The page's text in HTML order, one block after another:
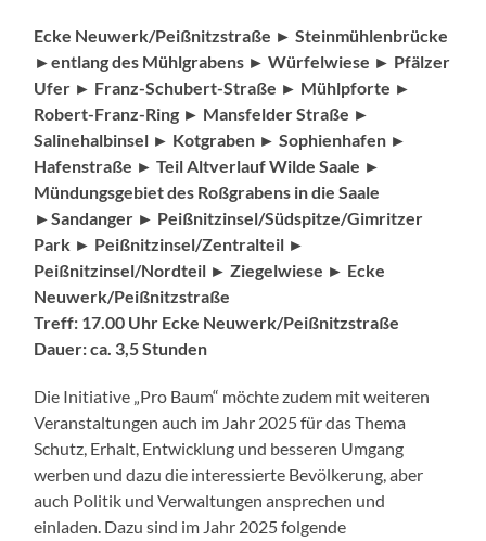
Ecke Neuwerk/Peißnitzstraße ► Steinmühlenbrücke
►entlang des Mühlgrabens ► Würfelwiese ► Pfälzer
Ufer ► Franz-Schubert-Straße ► Mühlpforte ►
Robert-Franz-Ring ► Mansfelder Straße ►
Salinehalbinsel ► Kotgraben ► Sophienhafen ►
Hafenstraße ► Teil Altverlauf Wilde Saale ►
Mündungsgebiet des Roßgrabens in die Saale
►Sandanger ► Peißnitzinsel/Südspitze/Gimritzer
Park ► Peißnitzinsel/Zentralteil ►
Peißnitzinsel/Nordteil ► Ziegelwiese ► Ecke
Neuwerk/Peißnitzstraße
Treff: 17.00 Uhr Ecke Neuwerk/Peißnitzstraße
Dauer: ca. 3,5 Stunden
Die Initiative „Pro Baum“ möchte zudem mit weiteren
Veranstaltungen auch im Jahr 2025 für das Thema
Schutz, Erhalt, Entwicklung und besseren Umgang
werben und dazu die interessierte Bevölkerung, aber
auch Politik und Verwaltungen ansprechen und
einladen. Dazu sind im Jahr 2025 folgende